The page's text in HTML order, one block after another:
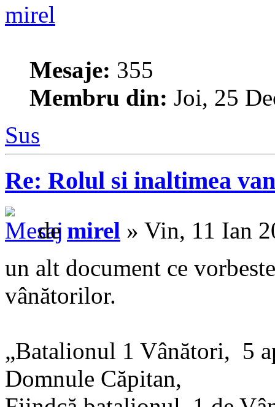
mirel
Mesaje: 355
Membru din: Joi, 25
Sus
Re: Rolul si inaltimea
de mirel » Vin, 11 Ian
un alt document ce
vânătorilor.
„Batalionul 1 Vânători, 5
Domnule Căpitan,